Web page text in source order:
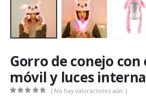
Gorro de conejo con
móvil y luces
( No hay valoraciones aún. )